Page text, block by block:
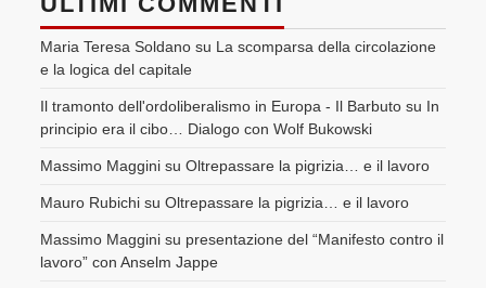
Maria Teresa Soldano su La scomparsa della circolazione
e la logica del capitale
Il tramonto dell'ordoliberalismo in Europa - Il Barbuto su In
principio era il cibo… Dialogo con Wolf Bukowski
Massimo Maggini suOltrepassare la pigrizia… e il lavoro
Mauro Rubichi suOltrepassare la pigrizia… e il lavoro
Massimo Maggini su presentazione del “Manifesto contro il
lavoro” con Anselm Jappe